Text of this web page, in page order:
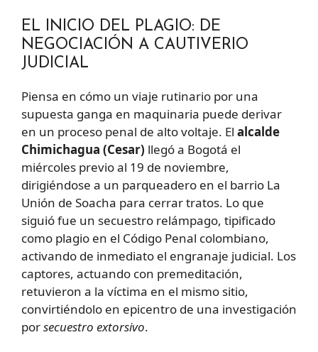
EL INICIO DEL PLAGIO: DE
NEGOCIACIÓN A CAUTIVERIO
JUDICIAL
Piensa en cómo un viaje rutinario por una
supuesta ganga en maquinaria puede derivar
en un proceso penal de alto voltaje. El alcalde
Chimichagua (Cesar) llegó a Bogotá el
miércoles previo al 19 de noviembre,
dirigiéndose a un parqueadero en el barrio La
Unión de Soacha para cerrar tratos. Lo que
siguió fue un secuestro relámpago, tipificado
como plagio en el Código Penal colombiano,
activando de inmediato el engranaje judicial. Los
captores, actuando con premeditación,
retuvieron a la víctima en el mismo sitio,
convirtiéndolo en epicentro de una investigación
porsecuestro extorsivo.